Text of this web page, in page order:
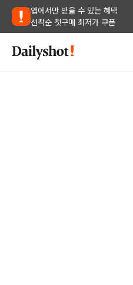
앱에서만 받을 수 있는 혜택
선착순 첫구매 최저가 쿠폰